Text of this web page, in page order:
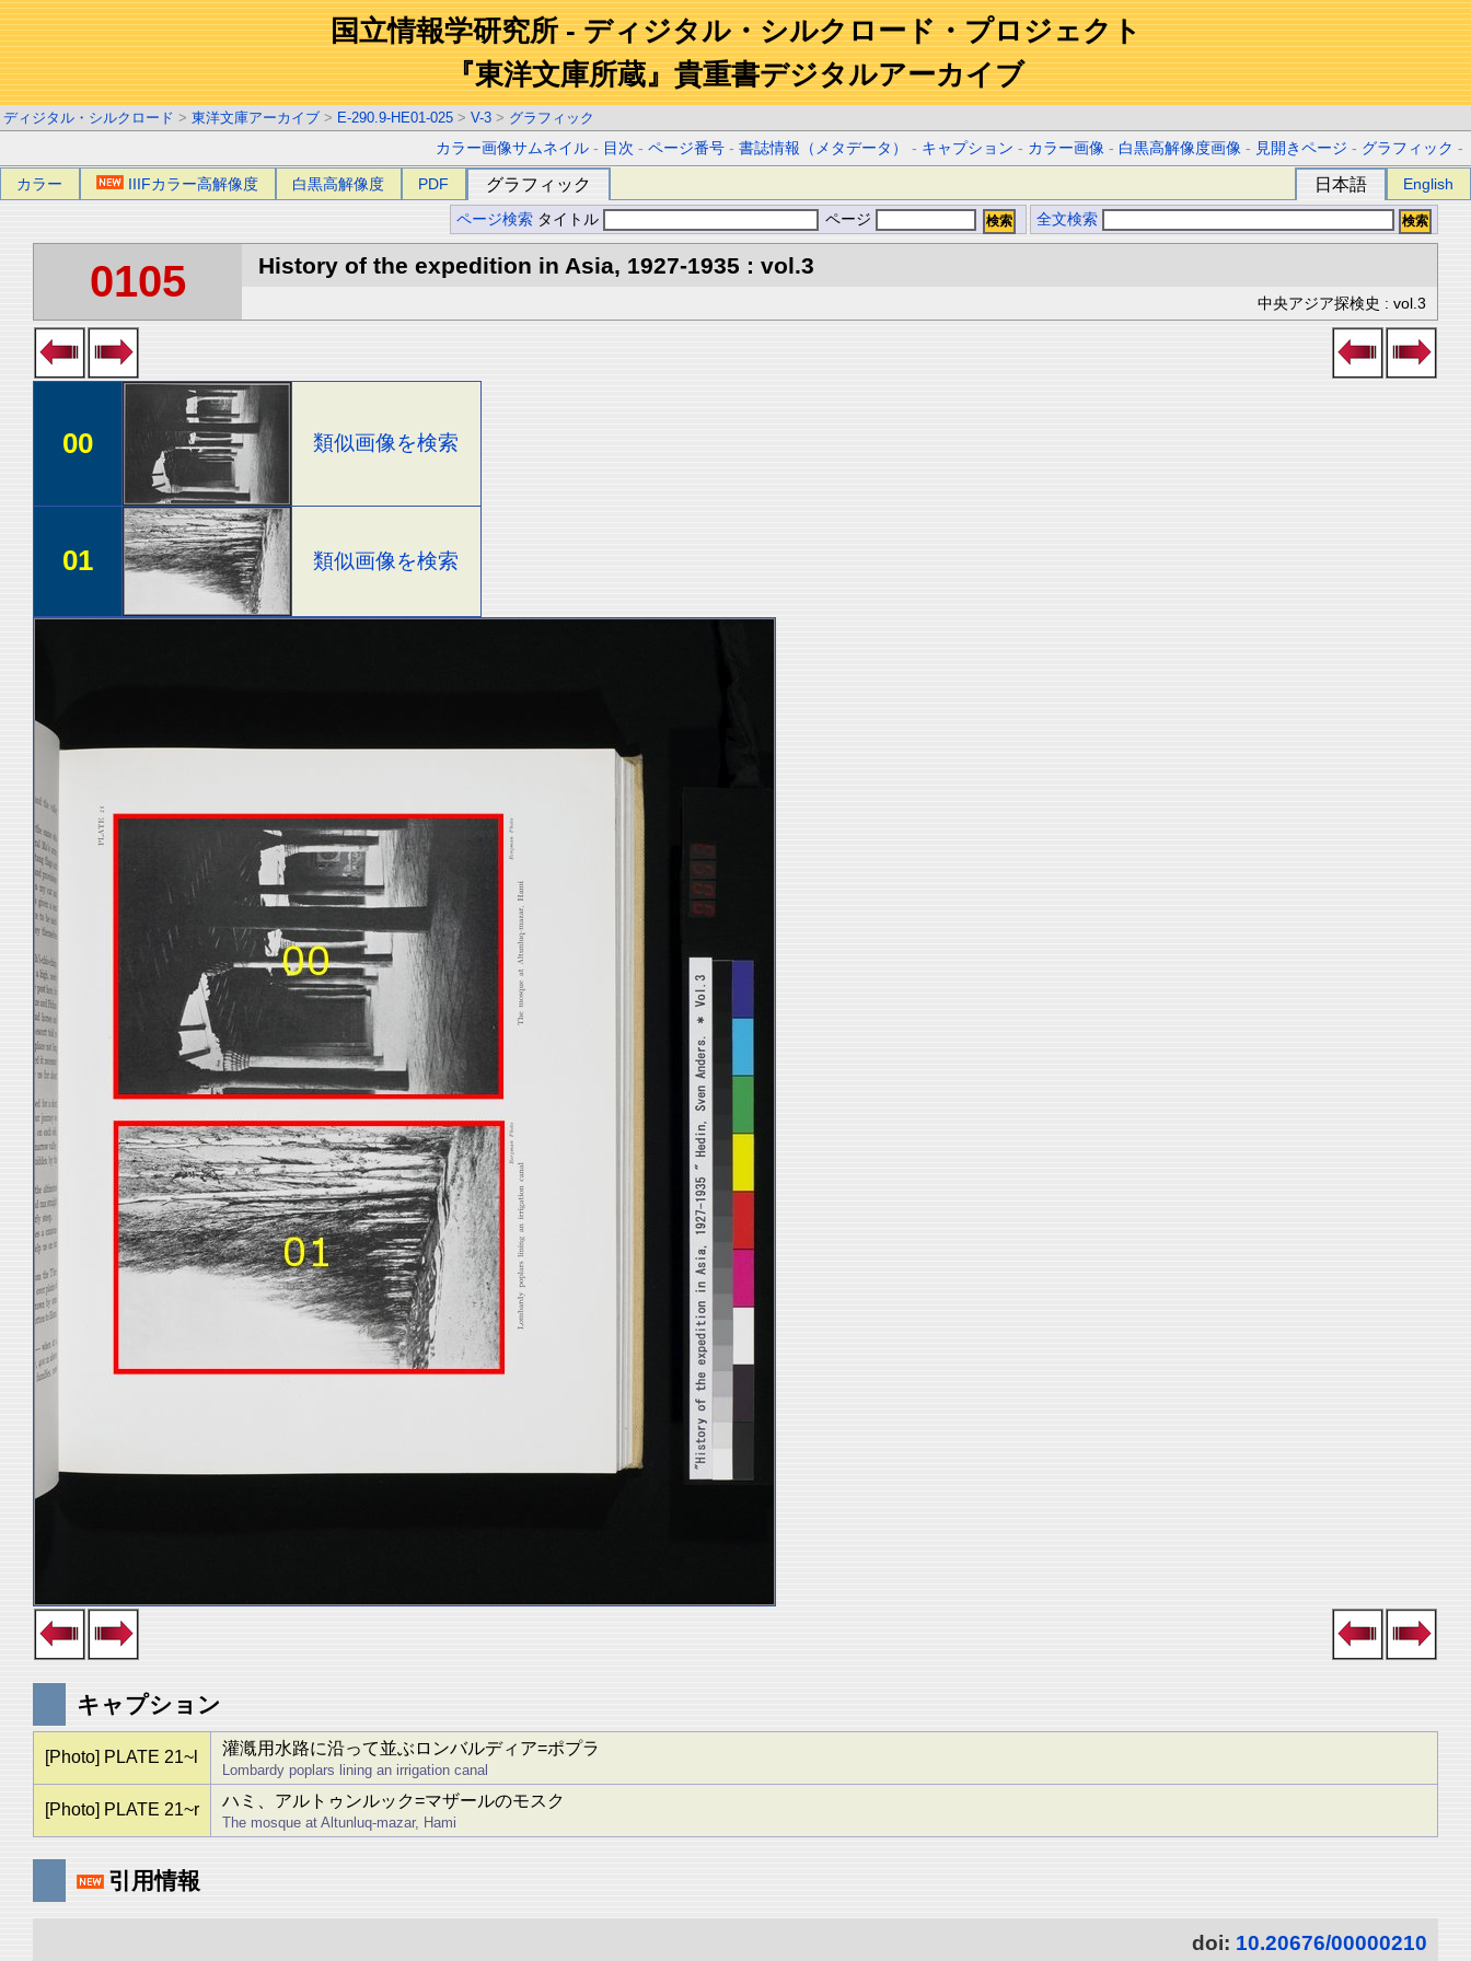
国立情報学研究所 - ディジタル・シルクロード・プロジェクト
『東洋文庫所蔵』貴重書デジタルアーカイブ
ディジタル・シルクロード > 東洋文庫アーカイブ > E-290.9-HE01-025 > V-3 > グラフィック
カラー画像サムネイル - 目次 -ページ番号 -書誌情報（メタデータ） - キャプション - カラー画像 - 白黒高解像度画像 - 見開きページ - グラフィック -
カラー IIIFカラー高解像度 白黒高解像度 PDF グラフィック 日本語 English
ページ検索 タイトル ページ 全文検索
0105 History of the expedition in Asia, 1927-1935 : vol.3
中央アジア探検史 : vol.3
00 類似画像を検索
01 類似画像を検索
キャプション
[Photo] PLATE 21~l 灌漑用水路に沿って並ぶロンバルディア=ポプラ
Lombardy poplars lining an irrigation canal
[Photo] PLATE 21~r ハミ、アルトゥンルック=マザールのモスク
The mosque at Altunluq-mazar, Hami
引用情報
doi: 10.20676/00000210